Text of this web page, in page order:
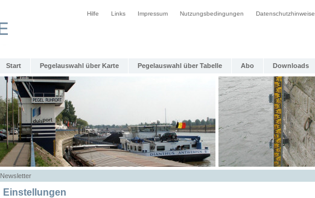
Hilfe Links Impressum Nutzungsbedingungen Datenschutzhinweise
Start Pegelauswahl über Karte Pegelauswahl über Tabelle Abo Downloads
Newsletter
Einstellungen